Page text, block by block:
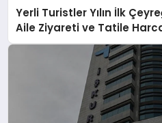
Yerli Turistler Yılın İlk
Aile Ziyareti ve Tatile